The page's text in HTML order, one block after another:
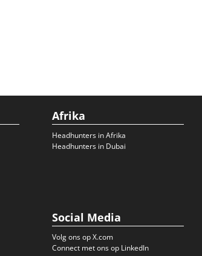
Afrika
Headhunters in Afrika
Headhunters in Dubai
Social Media
Volg ons op X.com
Connect met ons op LinkedIn